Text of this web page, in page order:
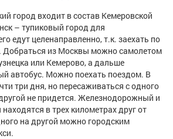
город входит в состав Кемеровской
– тупиковый город для
едут целенаправленно, т.к. заехать по
Добраться из Москвы можно самолетом
или Кемерово, а дальше
автобус. Можно поехать поездом. В
три дня, но пересаживаться с одного
не придется. Железнодорожный и
в трех километрах друг от
на другой можно городским